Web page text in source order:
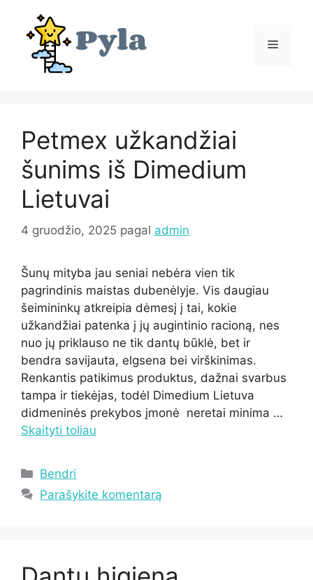
turinio
Meniu
Petmex užkandžiai
šunims iš Dimedium
Lietuvai
4 gruodžio, 2025 pagal admin
Šunų mityba jau seniai nebėra vien tik
pagrindinis maistas dubenėlyje. Vis daugiau
šeimininkų atkreipia dėmesį į tai, kokie
užkandžiai patenka į jų augintinio racioną, nes
nuo jų priklauso ne tik dantų būklė, bet ir
bendra savijauta, elgsena bei virškinimas.
Renkantis patikimus produktus, dažnai svarbus
tampa ir tiekėjas, todėl Dimedium Lietuva
didmeninės prekybos įmonė neretai minima …
Skaityti toliau
Kategorijos
Bendri
Parašykite komentarą